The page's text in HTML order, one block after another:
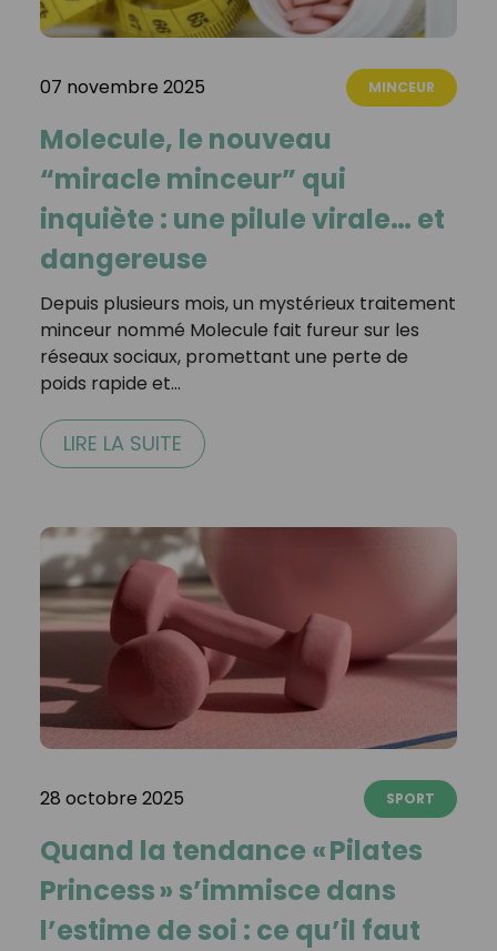
07 novembre 2025 MINCEUR
Molecule, le nouveau
“miracle minceur” qui
inquiète : une pilule virale… et
dangereuse
Depuis plusieurs mois, un mystérieux traitement
minceur nommé Molecule fait fureur sur les
réseaux sociaux, promettant une perte de
poids rapide et…
LIRE LA SUITE
28 octobre 2025 SPORT
Quand la tendance « Pilates
Princess » s’immisce dans
l’estime de soi : ce qu’il faut